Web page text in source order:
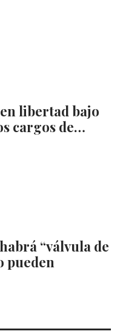
libertad bajo
cargos de…
“válvula de
pueden